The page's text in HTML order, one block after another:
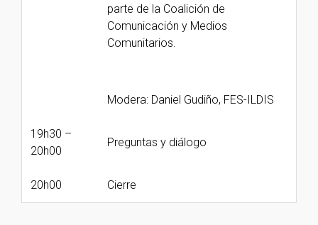
parte de la Coalición de
Comunicación y Medios
Comunitarios.
Modera: Daniel Gudiño, FES-ILDIS
19h30 –
20h00
Preguntas y diálogo
20h00 Cierre